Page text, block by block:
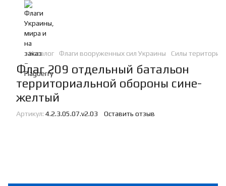
Каталог Флаги вооруженных сил Украины Силы
Флаг 209 отдельный батальон
территориальной обороны сине-
желтый
Артикул: 4.2.3.05.07.v2.03 Оставить отзыв